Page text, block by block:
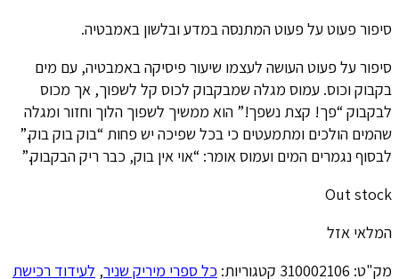
סיפור פעוט על פעוט המתנסה במדע ובלשון באמבטיה.
סיפור על פעוט העושה לעצמו שיעור פיסיקה באמבטיה, עם מים
בקבוק וכוס. עמוס מגלה שמבקבוק לכוס קל לשפוך, אך מכוס
לבקבוק “פך! קצת נשפך!” הוא ממשיך לשפוך הלוך וחזור ומגלה
שהמים הולכים ומתמעטים כי בכל שפיכה יש פחות “בוק בוק בוק.”
לבסוף נגמרים המים ועמוס אומר: “אוי אין בוק, כבר ריק הבקבוק.”
Out stock
המלאי אזל
מק"ט: 310002106 קטגוריות: כל ספרי מיריק שניר, לעידוד רכישת